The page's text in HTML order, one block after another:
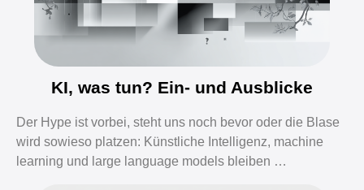
KI, was tun? Ein- und Ausblicke
Der Hype ist vorbei, steht uns noch bevor oder die Blase
wird sowieso platzen: Künstliche Intelligenz, machine
learning und large language models bleiben …